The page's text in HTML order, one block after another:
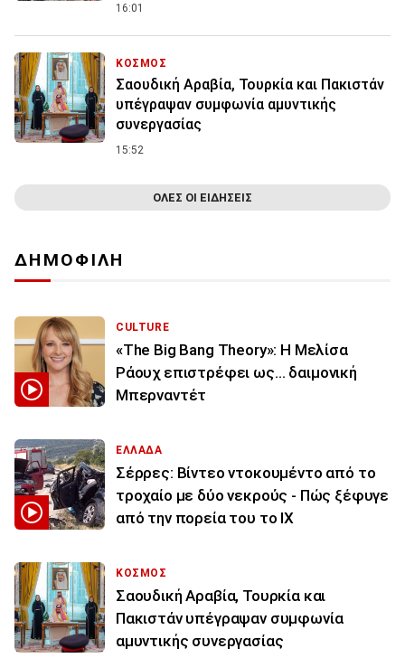
16:01
ΚΟΣΜΟΣ
Σαουδική Αραβία, Τουρκία και Πακιστάν
υπέγραψαν συμφωνία αμυντικής
συνεργασίας
15:52
ΟΛΕΣ ΟΙ ΕΙΔΗΣΕΙΣ
ΔΗΜΟΦΙΛΗ
CULTURE
«The Big Bang Theory»: Η Μελίσα
Ράουχ επιστρέφει ως… δαιμονική
Μπερναντέτ
ΕΛΛΑΔΑ
Σέρρες: Βίντεο ντοκουμέντο από το
τροχαίο με δύο νεκρούς - Πώς ξέφυγε
από την πορεία του το ΙΧ
ΚΟΣΜΟΣ
Σαουδική Αραβία, Τουρκία και
Πακιστάν υπέγραψαν συμφωνία
αμυντικής συνεργασίας